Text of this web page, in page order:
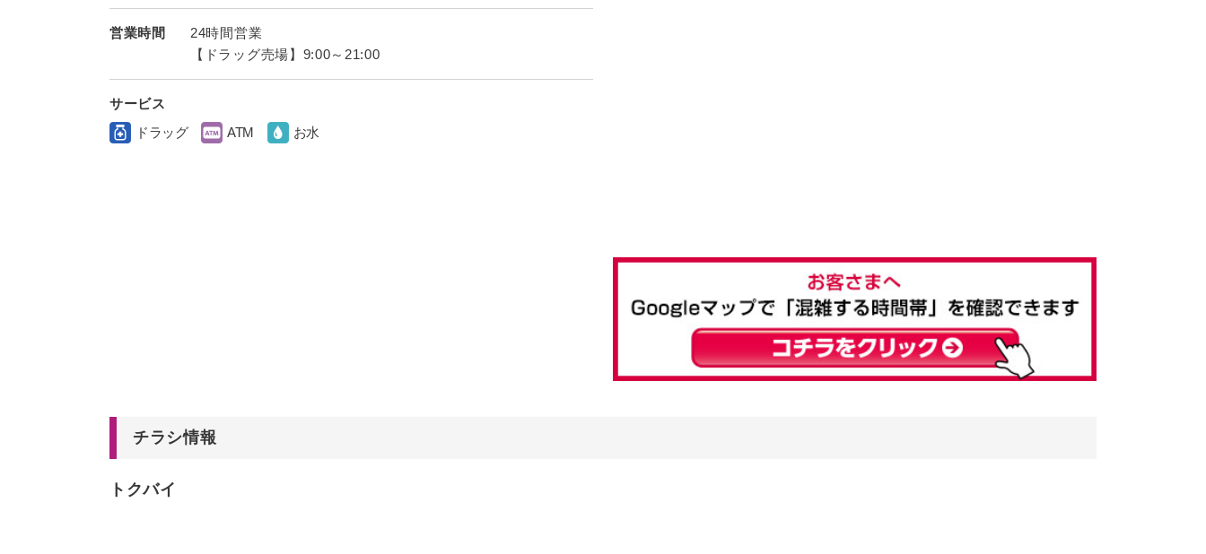
営業時間
24時間営業
【ドラッグ売場】9:00～21:00
サービス
ドラッグ
ATM お水
チラシ情報
トクバイ